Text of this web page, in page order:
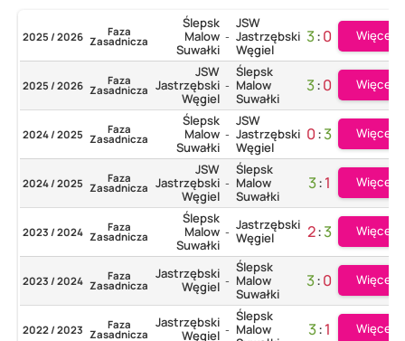
2025 / 2026 Faza
Zasadnicza
Ślepsk
Malow
Suwałki
-
JSW
Jastrzębski
Węgiel
3:0 Więcej
2025 / 2026 Faza
Zasadnicza
JSW
Jastrzębski
Węgiel
-
Ślepsk
Malow
Suwałki
3:0 Więcej
2024 / 2025 Faza
Zasadnicza
Ślepsk
Malow
Suwałki
-
JSW
Jastrzębski
Węgiel
0:3 Więcej
2024 / 2025 Faza
Zasadnicza
JSW
Jastrzębski
Węgiel
-
Ślepsk
Malow
Suwałki
3:1 Więcej
2023 / 2024 Faza
Zasadnicza
Ślepsk
Malow
Suwałki
- Jastrzębski
Węgiel
2:3 Więcej
2023 / 2024 Faza
Zasadnicza
Jastrzębski
Węgiel -
Ślepsk
Malow
Suwałki
3:0 Więcej
2022 / 2023 Faza
Zasadnicza
Jastrzębski
Węgiel -
Ślepsk
Malow
3:1 Więcej